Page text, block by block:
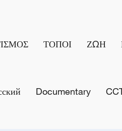
ΤΟΠΟΙ ΖΩΗ
Documentary